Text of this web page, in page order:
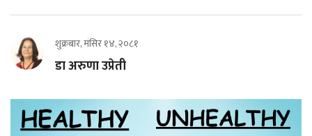
शुक्रबार, मंसिर १४, २०८१
डा अरुणा उप्रेती